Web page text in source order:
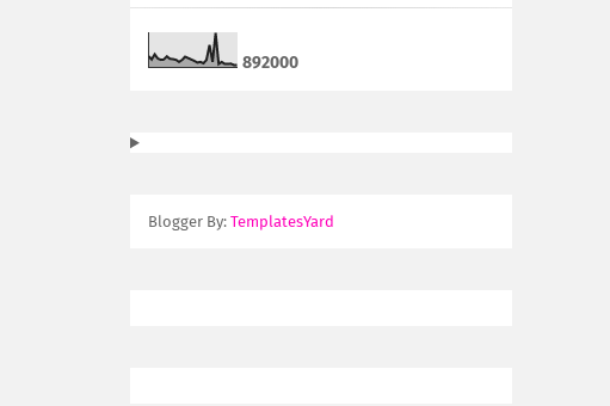
892000
Blogger By: TemplatesYard